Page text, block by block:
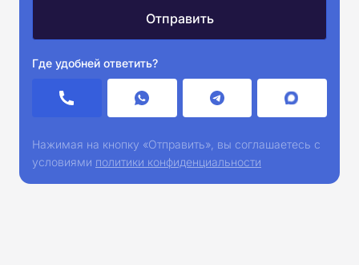
Где удобней ответить?
Нажимая на кнопку «Отправить», вы соглашаетесь с
условиями политики конфиденциальности